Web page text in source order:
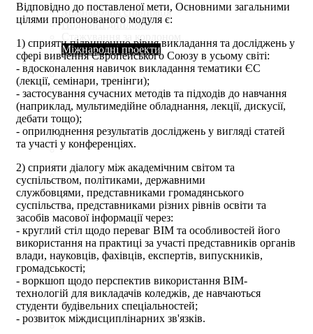
Міжнародна співпраця
Подвійні дипломи
Стажування за кордоном
Міжнародні проекти
Відповідно до поставленої мети, Основними загальними
цілями пропонованого модуля є:
1) сприяти підвищенню рівня викладання та досліджень у
сфері вивчення Європейського Союзу в усьому світі:
- вдосконалення навичок викладання тематики ЄС
(лекції, семінари, тренінги);
- застосування сучасних методів та підходів до навчання
(наприклад, мультимедійне обладнання, лекції, дискусії,
дебати тощо);
- оприлюднення результатів досліджень у вигляді статей
та участі у конференціях.
2) сприяти діалогу між академічним світом та
суспільством, політиками, державними
службовцями, представниками громадянського
суспільства, представниками різних рівнів освіти та
засобів масової інформації через:
- круглий стіл щодо переваг BIM та особливостей його
використання на практиці за участі представників органів
влади, науковців, фахівців, експертів, випускників,
громадськості;
- воркшоп щодо перспектив використання BIM-
технологій для викладачів коледжів, де навчаються
студенти будівельних спеціальностей;
- розвиток міждисциплінарних зв'язків.